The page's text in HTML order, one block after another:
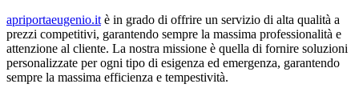
apriportaeugenio.it è in grado di offrire un servizio di alta qualità a
prezzi competitivi, garantendo sempre la massima professionalità e
attenzione al cliente. La nostra missione è quella di fornire soluzioni
personalizzate per ogni tipo di esigenza ed emergenza, garantendo
sempre la massima efficienza e tempestività.